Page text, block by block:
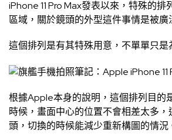
iPhone 11 Pro Max發表以來，特殊的
區域，關於鏡頭的外型這件事情是被廣
這個排列是有其特殊用意，不單單只是
根據Apple本身的說明，這個排列目的
時候，畫面中心的位置不會相差太多
頭，切換的時候能減少重新構圖的情況